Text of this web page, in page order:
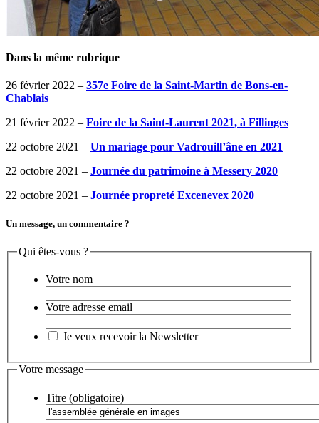
Dans la même rubrique
26 février 2022 – 357e Foire de la Saint-Martin de Bons-en-
Chablais
21 février 2022 – Foire de la Saint-Laurent 2021, à Fillinges
22 octobre 2021 – Un mariage pour Vadrouill’âne en 2021
22 octobre 2021 – Journée du patrimoine à Messery 2020
22 octobre 2021 – Journée propreté Excenevex 2020
Un message, un commentaire ?
Qui êtes-vous ?
Votre nom
Votre adresse email
Je veux recevoir la Newsletter
Votre message
Titre (obligatoire)